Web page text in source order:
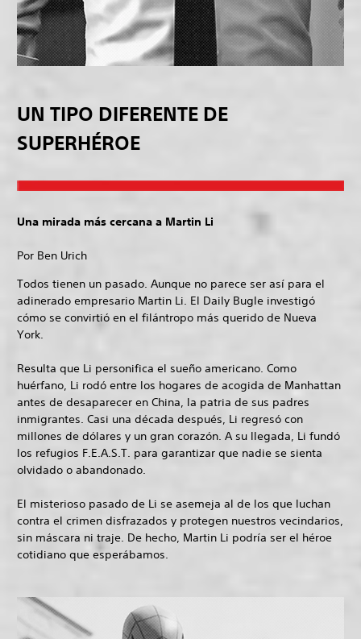
UN TIPO DIFERENTE DE
SUPERHÉROE
Una mirada más cercana a Martin Li
Por Ben Urich
Todos tienen un pasado. Aunque no parece ser así para el
adinerado empresario Martin Li. El Daily Bugle investigó
cómo se convirtió en el filántropo más querido de Nueva
York.
Resulta que Li personifica el sueño americano. Como
huérfano, Li rodó entre los hogares de acogida de Manhattan
antes de desaparecer en China, la patria de sus padres
inmigrantes. Casi una década después, Li regresó con
millones de dólares y un gran corazón. A su llegada, Li fundó
los refugios F.E.A.S.T. para garantizar que nadie se sienta
olvidado o abandonado.
El misterioso pasado de Li se asemeja al de los que luchan
contra el crimen disfrazados y protegen nuestros vecindarios,
sin máscara ni traje. De hecho, Martin Li podría ser el héroe
cotidiano que esperábamos.